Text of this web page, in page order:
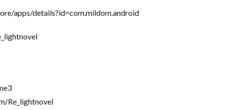
apps/details?id=com.mildom.android
Re_lightnovel